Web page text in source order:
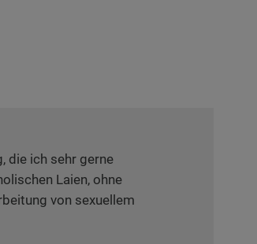
die ich sehr gerne
Laien, ohne
von sexuellem